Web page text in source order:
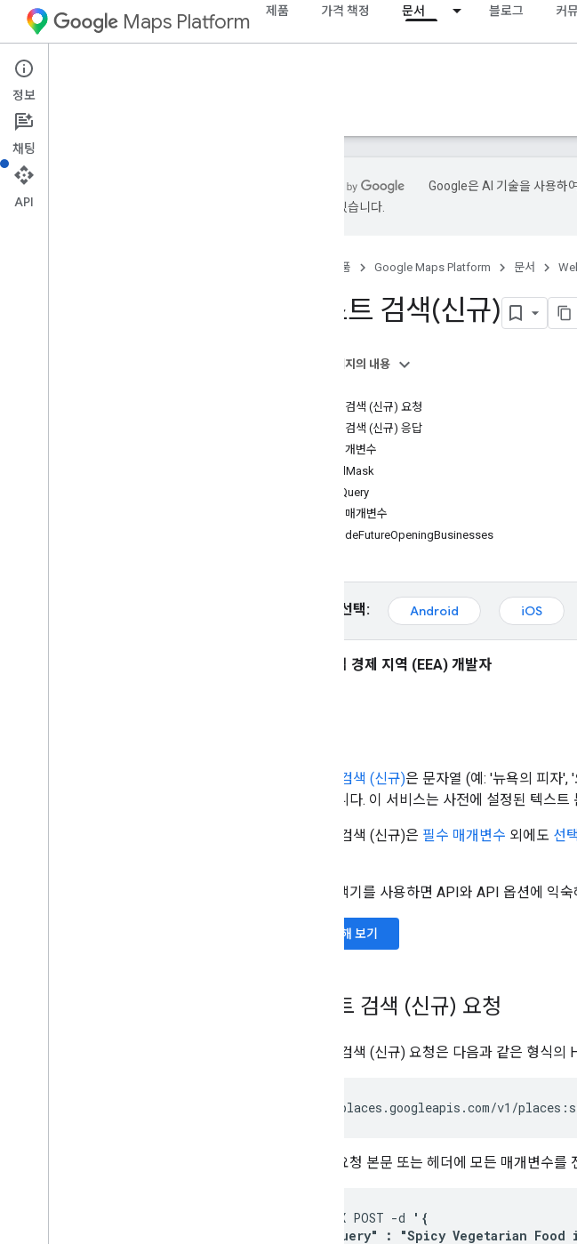
Maps Platform 제품 가격 책정 문서 블로그 커
Web Services
가이드
Google은 AI 기술을 사용하
있을 수 있습니다.
제품 Google Maps Platform 문서
텍스트 검색(신규)
이 페이지의 내용
텍스트 검색 (신규) 요청
텍스트 검색 (신규) 응답
필수 매개변수
Mask
Query
선택적 매개변수
includeFutureOpeningBusinesses
플랫폼 선택: Android iOS
유럽 경제 지역 (EEA) 개발자
텍스트 검색 (신규)은 문자열 (예: '뉴욕의 피자
반환합니다. 이 서비스는 사전에 설정된 텍스
텍스트 검색 (신규)은 필수 매개변수 외에도 선
API 탐색기를 사용하면 API와 API 옵션에 익
사용해 보기
텍스트 검색 (신규) 요청
텍스트 검색 (신규) 요청은 다음과 같은 형식의
https://places.googleapis.com/v1/
JSON 요청 본문 또는 헤더에 모든 매개변수
curl -X POST -d
'{
"textQuery" : "Spicy Vegetarian Food
정보
채팅
API